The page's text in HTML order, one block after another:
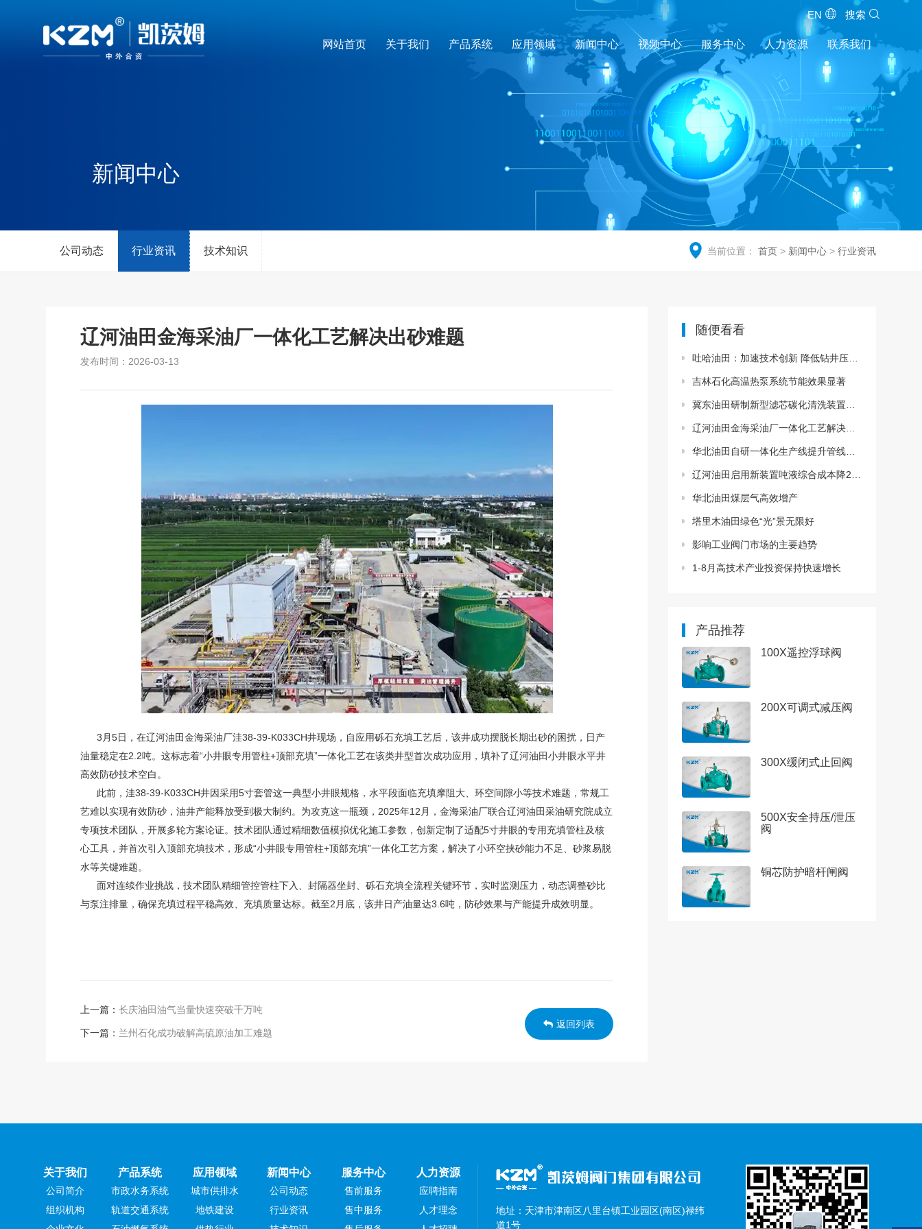
搜索
EN
网站首页 关于我们 产品系统 应用领域 新闻中心 视频中心 服务中心 人力资源 联系我们
新闻中心
公司动态 行业资讯 技术知识 当前位置： 首页> 新闻中心> 行业资讯
辽河油田金海采油厂一体化工艺解决出砂难题
发布时间：2026-03-13
3月5日，在辽河油田金海采油厂洼38-39-K033CH井现场，自应用砾石充填工艺后，该井成功摆脱长期出砂的困扰，日产
油量稳定在2.2吨。这标志着“小井眼专用管柱+顶部充填”一体化工艺在该类井型首次成功应用，填补了辽河油田小井眼水平井
高效防砂技术空白。
此前，洼38-39-K033CH井因采用5寸套管这一典型小井眼规格，水平段面临充填摩阻大、环空间隙小等技术难题，常规工
艺难以实现有效防砂，油井产能释放受到极大制约。为攻克这一瓶颈，2025年12月，金海采油厂联合辽河油田采油研究院成立
专项技术团队，开展多轮方案论证。技术团队通过精细数值模拟优化施工参数，创新定制了适配5寸井眼的专用充填管柱及核
心工具，并首次引入顶部充填技术，形成“小井眼专用管柱+顶部充填”一体化工艺方案，解决了小环空挟砂能力不足、砂浆易脱
水等关键难题。
面对连续作业挑战，技术团队精细管控管柱下入、封隔器坐封、砾石充填全流程关键环节，实时监测压力，动态调整砂比
与泵注排量，确保充填过程平稳高效、充填质量达标。截至2月底，该井日产油量达3.6吨，防砂效果与产能提升成效明显。
上一篇：长庆油田油气当量快速突破千万吨
下一篇： 兰州石化成功破解高硫原油加工难题
返回列表
随便看看
吐哈油田：加速技术创新 降低钻井压裂成本
吉林石化高温热泵系统节能效果显著
冀东油田研制新型滤芯碳化清洗装置降本增效
辽河油田金海采油厂一体化工艺解决出砂难题
华北油田自研一体化生产线提升管线业务效能
辽河油田启用新装置吨液综合成本降20%以上
华北油田煤层气高效增产
塔里木油田绿色“光”景无限好
影响工业阀门市场的主要趋势
1-8月高技术产业投资保持快速增长
产品推荐
100X遥控浮球阀
200X可调式减压阀
300X缓闭式止回阀
500X安全持压/泄压
阀
铜芯防护暗杆闸阀
关于我们
公司简介
组织机构
产品系统
市政水务系统
轨道交通系统
应用领域
城市供排水
地铁建设
新闻中心
公司动态
行业资讯
服务中心
售前服务
售中服务
人力资源
应聘指南
人才理念
地址：天津市津南区八里台镇工业园区(南区)禄纬
道1号